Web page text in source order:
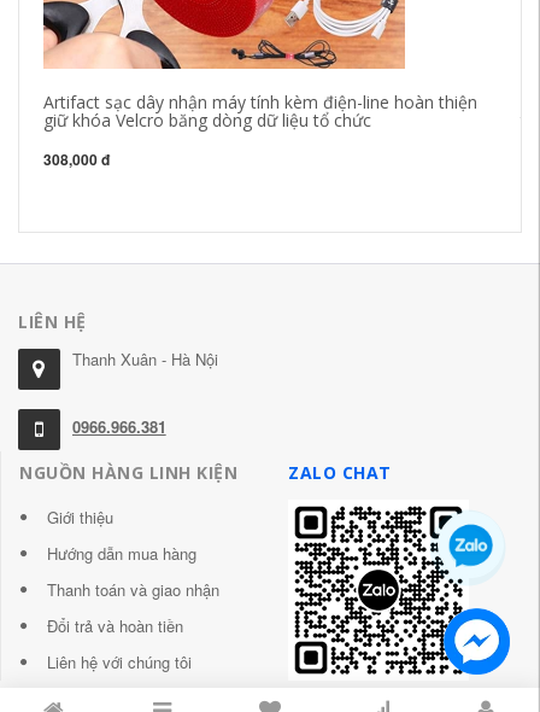
Artifact sạc dây nhận máy tính kèm điện-line hoàn thiện
giữ khóa Velcro băng dòng dữ liệu tổ chức
308,000 đ
LIÊN HỆ
Thanh Xuân - Hà Nội
0966.966.381
NGUỒN HÀNG LINH KIỆN
Giới thiệu
Hướng dẫn mua hàng
Thanh toán và giao nhận
Đổi trả và hoàn tiền
Liên hệ với chúng tôi
ZALO CHAT